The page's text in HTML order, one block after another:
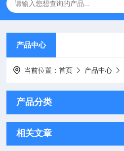
产品中心
当前位置：首页 产品中心
产品分类
相关文章